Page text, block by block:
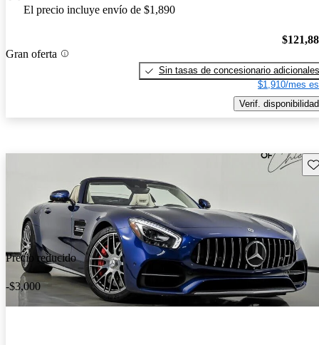
El precio incluye envío de $1,890
Gran oferta
Sin tasas de concesionario adicionales
$1,910/mes
Verif. disponibilidad
Precio reducido
-$3,000